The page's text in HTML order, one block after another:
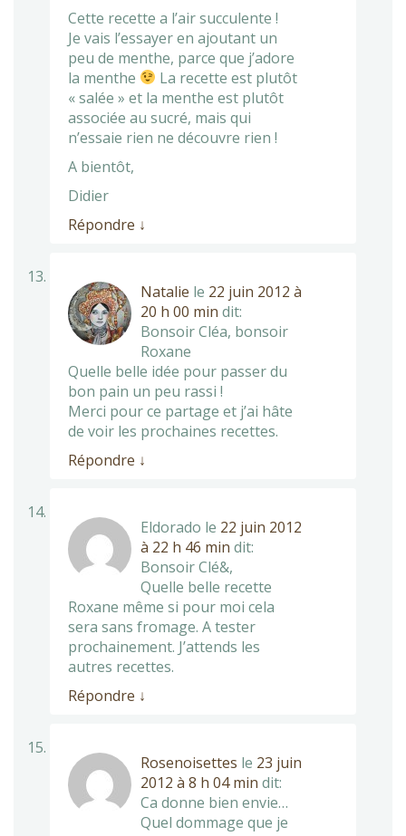
Cette recette a l’air succulente !
Je vais l’essayer en ajoutant un
peu de menthe, parce que j’adore
la menthe
La recette est plutôt
« salée » et la menthe est plutôt
associée au sucré, mais qui
n’essaie rien ne découvre rien !
A bientôt,
Didier
Répondre ↓
Natalie le 22 juin 2012 à
20 h 00 min dit:
Bonsoir Cléa, bonsoir
Roxane
Quelle belle idée pour passer du
bon pain un peu rassi !
Merci pour ce partage et j’ai hâte
de voir les prochaines recettes.
Répondre ↓
Eldorado le 22 juin 2012
à 22 h 46 min dit:
Bonsoir Clé&,
Quelle belle recette
Roxane même si pour moi cela
sera sans fromage. A tester
prochainement. J’attends les
autres recettes.
Répondre ↓
Rosenoisettes le 23 juin
2012 à 8 h 04 min dit:
Ca donne bien envie…
Quel dommage que je